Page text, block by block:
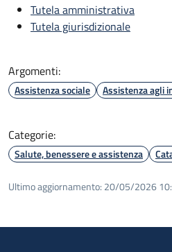
Tutela amministrativa
Tutela giurisdizionale
Argomenti:
Assistenza sociale Assistenza agli
Categorie:
Salute, benessere e assistenza
Ultimo aggiornamento: 20/05/2026